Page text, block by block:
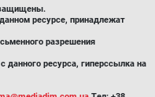
ресурсе, принадлежат
разрешения
данного ресурса, гиперссылка на